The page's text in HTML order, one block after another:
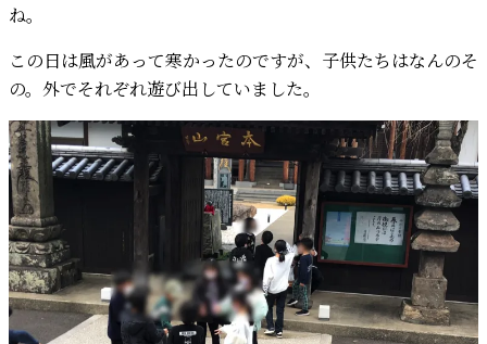
ね。
この日は風があって寒かったのですが、子供たちはなんのそ
の。外でそれぞれ遊び出していました。